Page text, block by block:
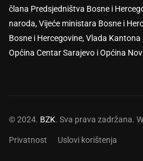
člana Predsjedništva Bosne i
naroda, Vijeće ministara Bosne i
Bosne i Hercegovine, Vlada
Općina Centar Sarajevo i Općina
© 2024. BZK. Sva prava zadržana.
Privatnost Uslovi korištenja